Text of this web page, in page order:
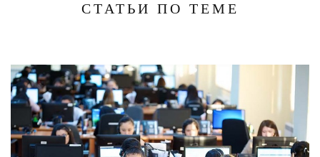
СТАТЬИ ПО ТЕМЕ